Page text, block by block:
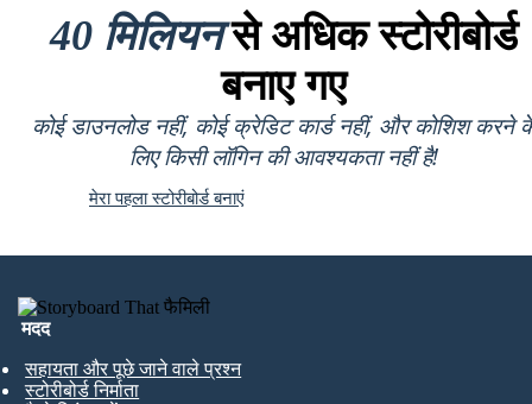
40 मिलियनसे अधिक स्टोरीबोर्ड
बनाए गए
कोई डाउनलोड नहीं, कोई क्रेडिट कार्ड नहीं, और कोशिश करने
लिए किसी लॉगिन की आवश्यकता नहीं है!
मेरा पहला स्टोरीबोर्ड बनाएं
मदद
सहायता और पूछे जाने वाले प्रश्न
स्टोरीबोर्ड निर्माता